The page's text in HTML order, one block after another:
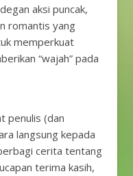
aksi puncak,
romantis yang
memperkuat
“wajah” pada
penulis (dan
langsung kepada
cerita tentang
terima kasih,